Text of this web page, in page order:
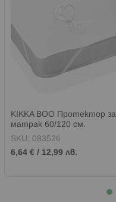
KIKKA BOO Протектор за
матрак 60/120 см.
SKU: 083526
6,64 € / 12,99 лв.